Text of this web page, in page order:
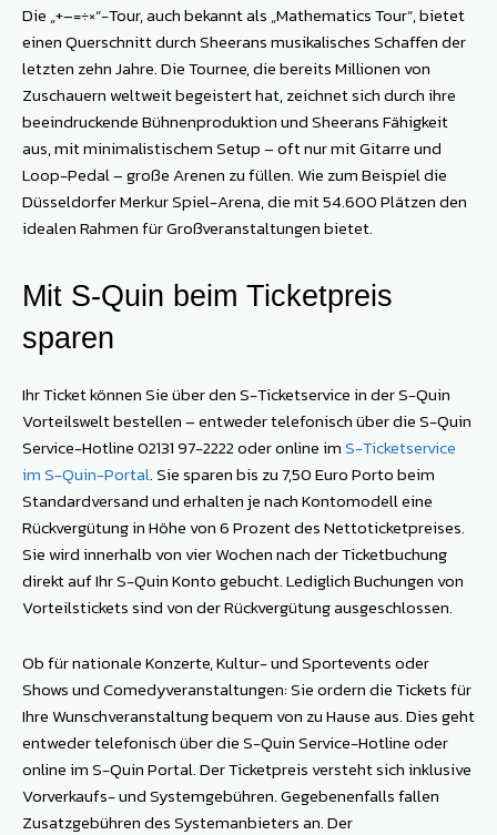
Die „+–=÷×“-Tour, auch bekannt als „Mathematics Tour“, bietet
einen Querschnitt durch Sheerans musikalisches Schaffen der
letzten zehn Jahre. Die Tournee, die bereits Millionen von
Zuschauern weltweit begeistert hat, zeichnet sich durch ihre
beeindruckende Bühnenproduktion und Sheerans Fähigkeit
aus, mit minimalistischem Setup – oft nur mit Gitarre und
Loop-Pedal – große Arenen zu füllen. Wie zum Beispiel die
Düsseldorfer Merkur Spiel-Arena, die mit 54.600 Plätzen den
idealen Rahmen für Großveranstaltungen bietet.
Mit S-Quin beim Ticketpreis
sparen
Ihr Ticket können Sie über den S-Ticketservice in der S-Quin
Vorteilswelt bestellen – entweder telefonisch über die S-Quin
Service-Hotline 02131 97-2222 oder online imS-Ticketservice
im S-Quin-Portal. Sie sparen bis zu 7,50 Euro Porto beim
Standardversand und erhalten je nach Kontomodell eine
Rückvergütung in Höhe von 6 Prozent des Nettoticketpreises.
Sie wird innerhalb von vier Wochen nach der Ticketbuchung
direkt auf Ihr S-Quin Konto gebucht. Lediglich Buchungen von
Vorteilstickets sind von der Rückvergütung ausgeschlossen.
Ob für nationale Konzerte, Kultur- und Sportevents oder
Shows und Comedyveranstaltungen: Sie ordern die Tickets für
Ihre Wunschveranstaltung bequem von zu Hause aus. Dies geht
entweder telefonisch über die S-Quin Service-Hotline oder
online im S-Quin Portal. Der Ticketpreis versteht sich inklusive
Vorverkaufs- und Systemgebühren. Gegebenenfalls fallen
Zusatzgebühren des Systemanbieters an. Der